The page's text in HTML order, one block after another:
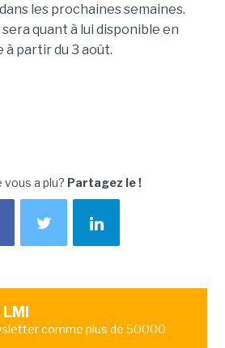
les prochaines semaines.
quant à lui disponible en
partir du 3 août.
a plu? Partagez le !
comme plus de 50000